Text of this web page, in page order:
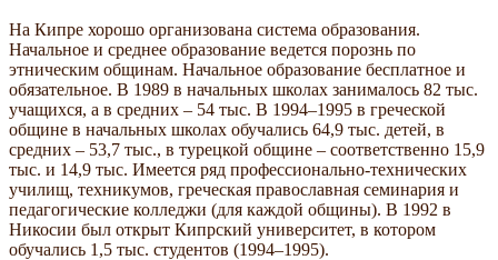
На Кипре хорошо организована система образования.
Начальное и среднее образование ведется порознь по
этническим общинам. Начальное образование бесплатное и
обязательное. В 1989 в начальных школах занималось 82 тыс.
учащихся, а в средних – 54 тыс. В 1994–1995 в греческой
общине в начальных школах обучались 64,9 тыс. детей, в
средних – 53,7 тыс., в турецкой общине – соответственно 15,9
тыс. и 14,9 тыс. Имеется ряд профессионально-технических
училищ, техникумов, греческая православная семинария и
педагогические колледжи (для каждой общины). В 1992 в
Никосии был открыт Кипрский университет, в котором
обучались 1,5 тыс. студентов (1994–1995).